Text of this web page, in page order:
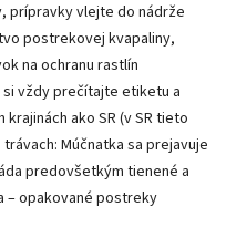
prípravky vlejte do nádrže
postrekovej kvapaliny,
na ochranu rastlín
vždy prečítajte etiketu a
ako SR (v SR tieto
Múčnatka sa prejavuje
predovšetkým tienené a
– opakované postreky